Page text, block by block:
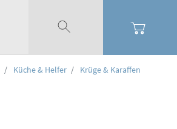
Küche & Helfer
Krüge & Karaffen